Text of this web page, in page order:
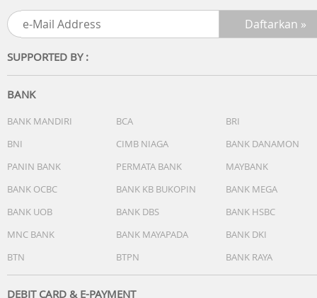
SUPPORTED BY :
BANK
BANK MANDIRI BCA
BRI
BNI
CIMB NIAGA
BANK DANAMON
PANIN BANK
PERMATA BANK
MAYBANK
BANK OCBC
BANK KB BUKOPIN
BANK MEGA
BANK UOB
BANK DBS
BANK HSBC
MNC BANK
BANK MAYAPADA
BANK DKI
BTN
BTPN BANK RAYA
DEBIT CARD & E-PAYMENT